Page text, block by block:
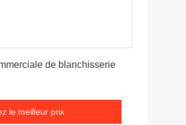
de blanchisserie
le meilleur prix